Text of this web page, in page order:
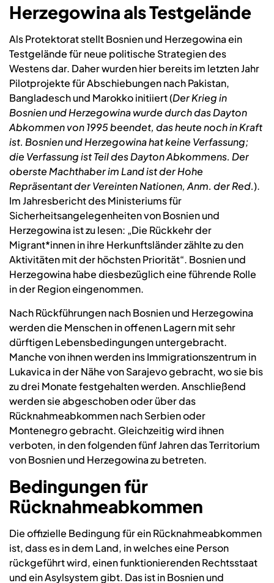
Herzegowina als Testgelände
Als Protektorat stellt Bosnien und Herzegowina ein
Testgelände für neue politische Strategien des
Westens dar. Daher wurden hier bereits im letzten Jahr
Pilotprojekte für Abschiebungen nach Pakistan,
Bangladesch und Marokko initiiert (Der Krieg in
Bosnien und Herzegowina wurde durch das Dayton
Abkommen von 1995 beendet, das heute noch in Kraft
ist. Bosnien und Herzegowina hat keine Verfassung;
die Verfassung ist Teil des Dayton Abkommens. Der
oberste Machthaber im Land ist der Hohe
Repräsentant der Vereinten Nationen, Anm. der Red.).
Im Jahresbericht des Ministeriums für
Sicherheitsangelegenheiten von Bosnien und
Herzegowina ist zu lesen: „Die Rückkehr der
Migrant*innen in ihre Herkunftsländer zählte zu den
Aktivitäten mit der höchsten Priorität“. Bosnien und
Herzegowina habe diesbezüglich eine führende Rolle
in der Region eingenommen.
Nach Rückführungen nach Bosnien und Herzegowina
werden die Menschen in offenen Lagern mit sehr
dürftigen Lebensbedingungen untergebracht.
Manche von ihnen werden ins Immigrationszentrum in
Lukavica in der Nähe von Sarajevo gebracht, wo sie bis
zu drei Monate festgehalten werden. Anschließend
werden sie abgeschoben oder über das
Rücknahmeabkommen nach Serbien oder
Montenegro gebracht. Gleichzeitig wird ihnen
verboten, in den folgenden fünf Jahren das Territorium
von Bosnien und Herzegowina zu betreten.
Bedingungen für
Rücknahmeabkommen
Die offizielle Bedingung für ein Rücknahmeabkommen
ist, dass es in dem Land, in welches eine Person
rückgeführt wird, einen funktionierenden Rechtsstaat
und ein Asylsystem gibt. Das ist inBosnien und